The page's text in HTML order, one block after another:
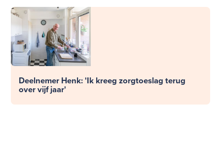
Deelnemer Henk: 'Ik kreeg zorgtoeslag terug
over vijf jaar'